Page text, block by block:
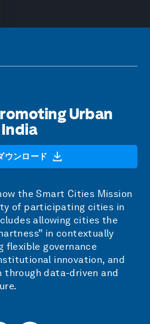
Urban
ウンロード
the Smart Cities Mission
of participating cities in
allowing cities the
in contextually
flexible governance
innovation, and
through data-driven and